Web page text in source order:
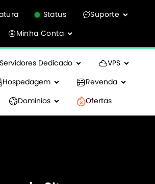
Status
Suporte
Minha Conta
Servidores Dedicado
VPS
Hospedagem
Revenda
Domínios
Ofertas